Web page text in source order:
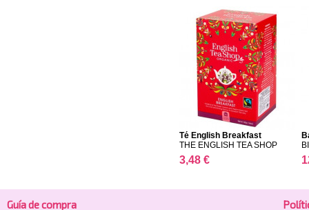
Té English Breakfast
THE ENGLISH TEA SHOP
3,48 €
Guía de compra